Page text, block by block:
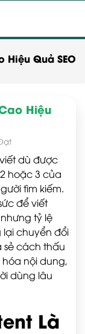
Hiệu Quả SEO
Hiệu
dù được
hoặc 3 của
tìm kiếm.
để viết
tỷ lệ
chuyển đổi
sẻ cách thấu
nội dung,
dùng lâu
Là